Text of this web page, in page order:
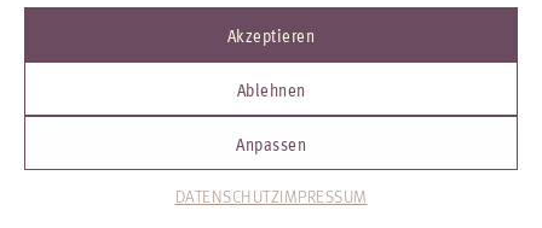
Akzeptieren
Ablehnen
Anpassen
DATENSCHUTZIMPRESSUM
Unsicherheit
Der fehlende Rückhalt und die instabile Auftragslage